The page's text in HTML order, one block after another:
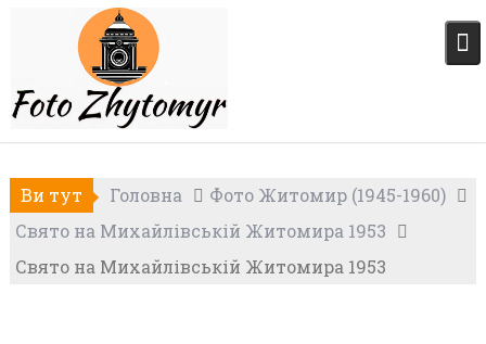
Ви тут Головна
Фото Житомир (1945-1960)
Свято на Михайлівській Житомира 1953
Свято на Михайлівській Житомира 1953